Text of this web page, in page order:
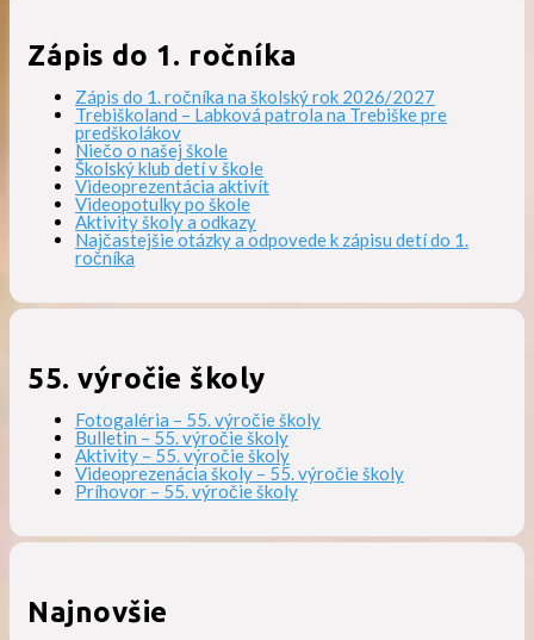
článku
Zápis do 1. ročníka
Zápis do 1. ročníka na školský rok 2026/2027
Trebiškoland – Labková patrola na Trebiške pre
predškolákov
Niečo o našej škole
Školský klub detí v škole
Videoprezentácia aktivít
Videopotulky po škole
Aktivity školy a odkazy
Najčastejšie otázky a odpovede k zápisu detí do 1.
ročníka
55. výročie školy
Fotogaléria – 55. výročie školy
Bulletin – 55. výročie školy
Aktivity – 55. výročie školy
Videoprezenácia školy – 55. výročie školy
Príhovor – 55. výročie školy
Najnovšie